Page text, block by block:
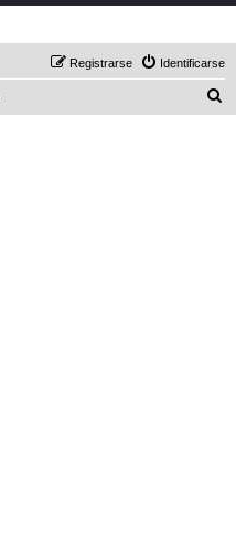
Identificarse
Registrarse